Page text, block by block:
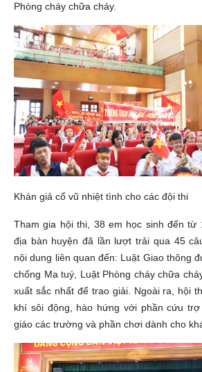
Phòng cháy chữa cháy.
Khán giả cổ vũ nhiệt tình cho các đội thi
Tham gia hội thi, 38 em học sinh đến từ
địa bàn huyện đã lần lượt trải qua 45
nội dung liên quan đến: Luật Giao thông
chống Ma tuý, Luật Phòng cháy chữa
xuất sắc nhất để trao giải. Ngoài ra, hội
khí sôi động, hào hứng với phần cứu
giáo các trường và phần chơi dành cho